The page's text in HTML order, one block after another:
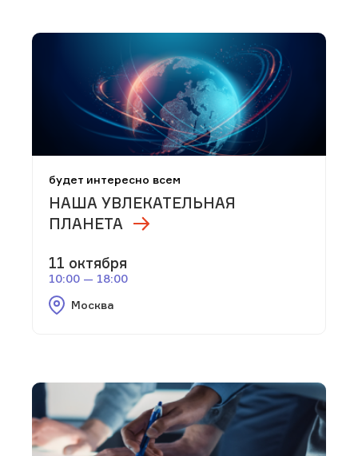
будет интересно всем
НАША УВЛЕКАТЕЛЬНАЯ
ПЛАНЕТА
11 октября
10:00 — 18:00
Москва